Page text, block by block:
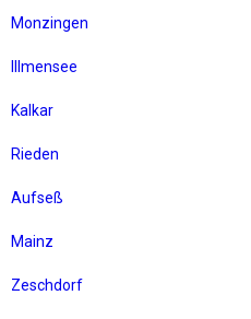
Monzingen
Illmensee
Kalkar
Rieden
Aufseß
Mainz
Zeschdorf